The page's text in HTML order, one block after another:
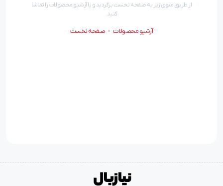
از طریق منوی زیر به صفحه نخست برگردید و یا آرشیو محصولات را تماشا
کنید.
آرشیو محصولات صفحه نخست